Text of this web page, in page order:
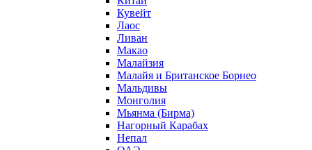
Кувейт
Лаос
Ливан
Макао
Малайзия
Малайя и Британское Борнео
Мальдивы
Монголия
Мьянма (Бирма)
Нагорный Карабах
Непал